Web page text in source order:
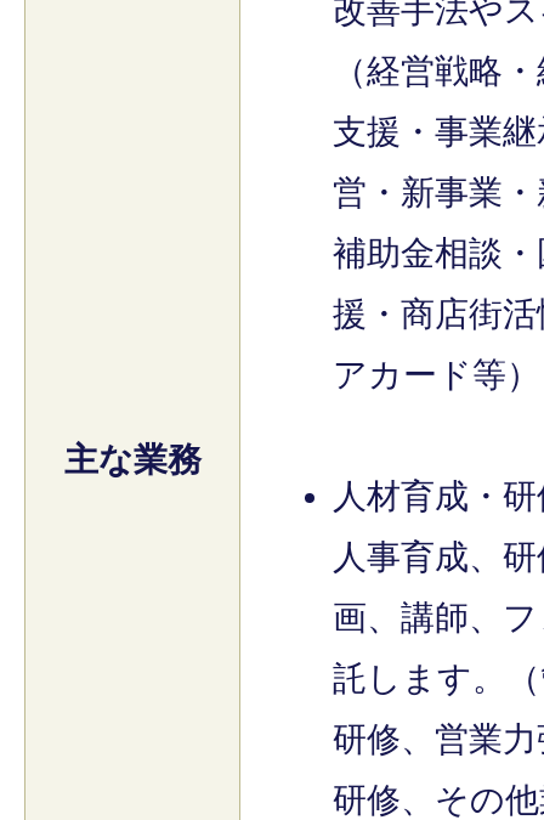
主な業務
改善手法や
（経営戦略
支援・事業
営・新事業
補助金相談
援・商店街
アカード等）
人材育成・
人事育成、
画、講師、
託します。
研修、営業
研修、その